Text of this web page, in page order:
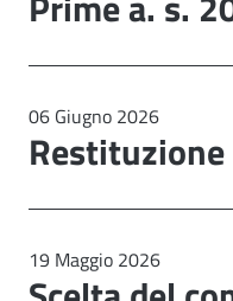
06 Giugno 2026
19 Maggio 2026